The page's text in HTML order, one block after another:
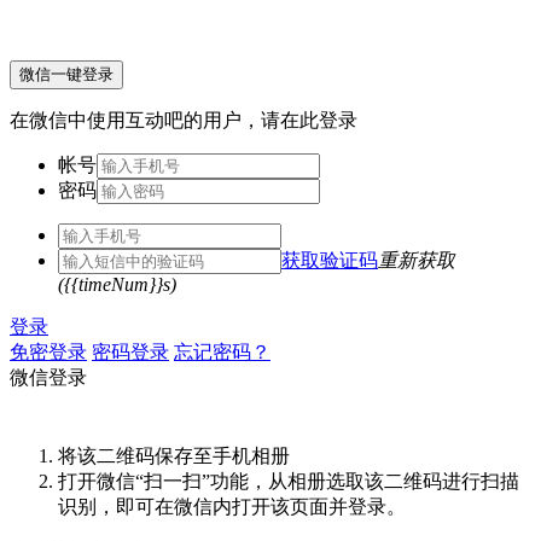
微信一键登录
在微信中使用互动吧的用户，请在此登录
帐号
密码
获取验证码重新获取
({{timeNum}}s)
登录
免密登录 密码登录 忘记密码？
微信登录
将该二维码保存至手机相册
打开微信“扫一扫”功能，从相册选取该二维码进行扫描
识别，即可在微信内打开该页面并登录。